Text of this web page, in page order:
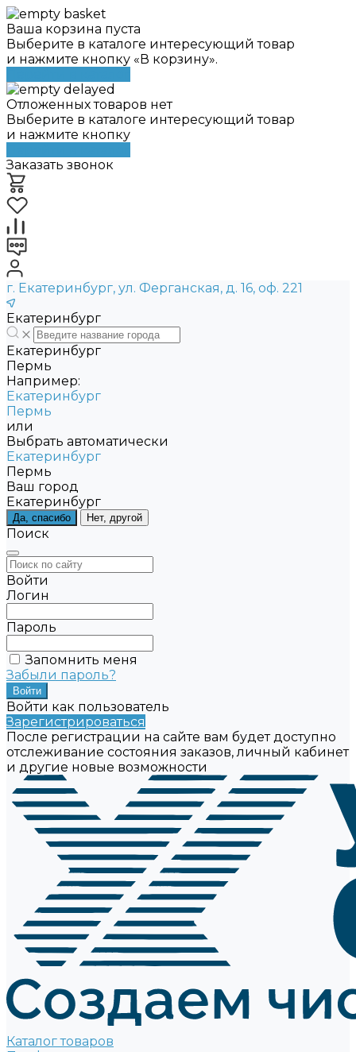
Ваша корзина пуста
Выберите в каталоге интересующий товар
и нажмите кнопку «В корзину».
Отложенных товаров нет
Выберите в каталоге интересующий товар
и нажмите кнопку
Заказать звонок
г. Екатеринбург, ул. Ферганская, д. 16, оф. 221
Екатеринбург
Екатеринбург
Пермь
Например:
Екатеринбург
Пермь
или
Выбрать автоматически
Екатеринбург
Пермь
Ваш город
Екатеринбург
Да, спасибо Нет, другой
Поиск
Войти
Логин
Пароль
Запомнить меня
Забыли пароль?
Войти как пользователь
Зарегистрироваться
После регистрации на сайте вам будет доступно
отслеживание состояния заказов, личный кабинет
и другие новые возможности
Каталог товаров